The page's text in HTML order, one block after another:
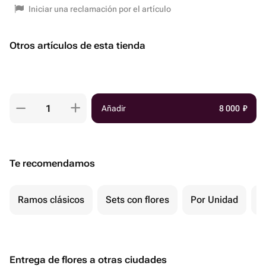
Iniciar una reclamación por el artículo
Otros artículos de esta tienda
Añadir 8 000 ₽
Te recomendamos
Ramos clásicos Sets con flores Por Unidad
Entrega de flores a otras ciudades